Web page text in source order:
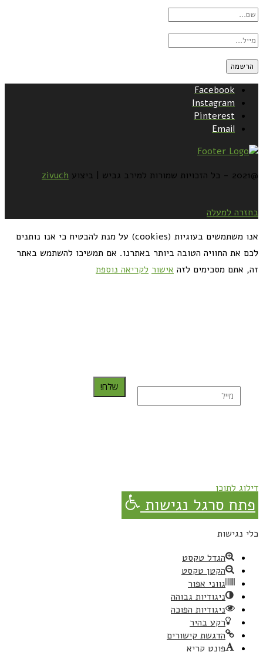
Facebook
Instagram
Pinterest
Email
@2021 - כל הזכויות שמורות למירב גביש | ביצוע zivuch
בחזרה למעלה
אנו משתמשים בעוגיות (cookies) על מנת להבטיח כי אנו נותנים
לכם את החוויה הטובה ביותר באתרנו. אם תמשיכו להשתמש באתר
זה, אתם מסכימים לזה אישור לקריאה נוספת
שלח!
דילוג לתוכן
פתח סרגל נגישות
כלי נגישות
הגדל טקסט
הקטן טקסט
גווני אפור
ניגודיות גבוהה
ניגודיות הפוכה
רקע בהיר
הדגשת קישורים
פונט קריא